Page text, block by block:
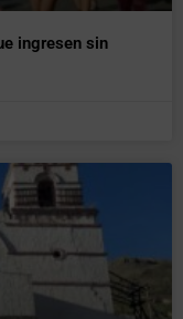
ingresen sin